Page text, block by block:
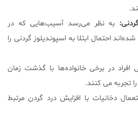
به نظر می‌رسد آسیب‌هایی که در
احتمال ابتلا به اسپوندیلوز گردنی را
افراد در برخی خانواده‌ها با گذشت زمان
تجربه می کنند.
دخانیات با افزایش درد گردن مرتبط